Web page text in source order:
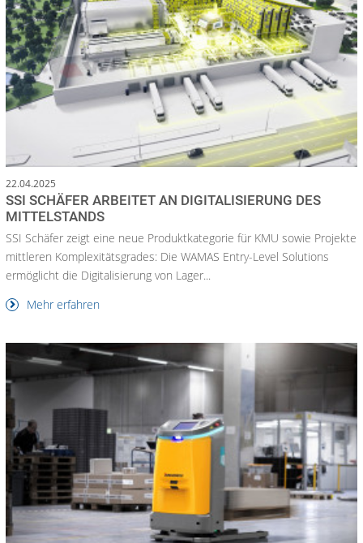
22.04.2025
SSI SCHÄFER ARBEITET AN DIGITALISIERUNG DES
MITTELSTANDS
SSI Schäfer zeigt eine neue Produktkategorie für KMU sowie Projekte
mittleren Komplexitätsgrades: Die WAMAS Entry-Level Solutions
ermöglicht die Digitalisierung von Lager...
Mehr erfahren